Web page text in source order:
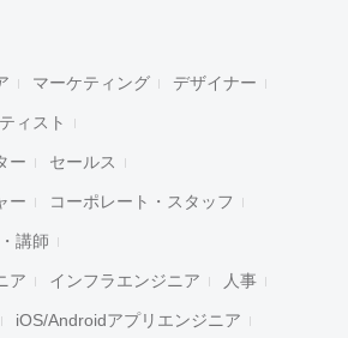
マーケティング デザイナー
ィスト
ー セールス
ー コーポレート・スタッフ
講師
ア インフラエンジニア 人事
iOS/Androidアプリエンジニア